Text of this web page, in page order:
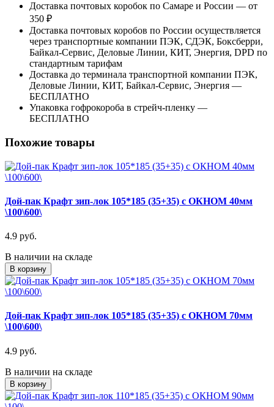
Доставка почтовых коробок по Самаре и России — от
350 ₽
Доставка почтовых коробов по России осуществляется
через транспортные компании ПЭК, СДЭК, Боксберри,
Байкал-Сервис, Деловые Линии, КИТ, Энергия, DPD по
стандартным тарифам
Доставка до терминала транспортной компании ПЭК,
Деловые Линии, КИТ, Байкал-Сервис, Энергия —
БЕСПЛАТНО
Упаковка гофрокороба в стрейч-пленку —
БЕСПЛАТНО
Похожие товары
Дой-пак Крафт зип-лок 105*185 (35+35) с ОКНОМ 40мм
\100\600\
4.9 руб.
В наличии на складе
В корзину
Дой-пак Крафт зип-лок 105*185 (35+35) с ОКНОМ 70мм
\100\600\
4.9 руб.
В наличии на складе
В корзину